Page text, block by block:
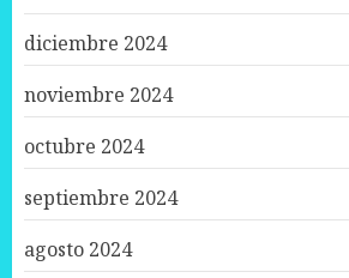
diciembre 2024
noviembre 2024
octubre 2024
septiembre 2024
agosto 2024